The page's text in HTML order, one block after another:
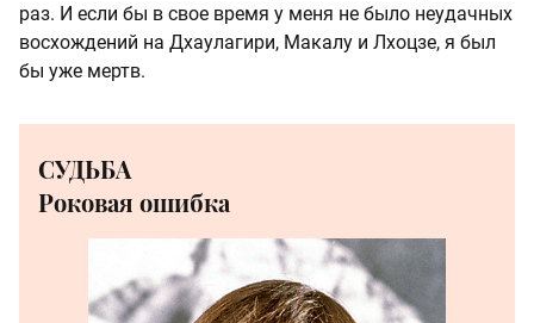
раз. И если бы в свое время у меня не было неудачных
восхождений на Дхаулагири, Макалу и Лхоцзе, я был
бы уже мертв.
СУДЬБА
Роковая ошибка